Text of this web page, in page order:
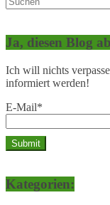
Ja, diesen Blog
Ich will nichts
informiert werden!
E-Mail*
Kategorien: